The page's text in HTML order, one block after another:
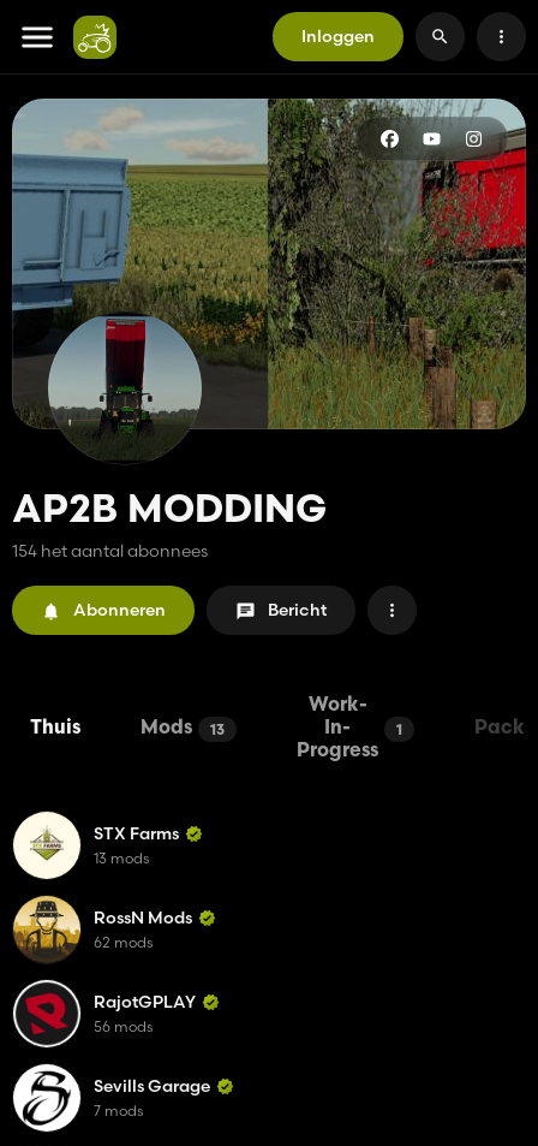
Inloggen
AP2B MODDING
154 het aantal abonnees
Abonneren Bericht
Thuis Mods 13
Work-
In-
Progress
1 Packs
STX Farms
13 mods
RossN Mods
62 mods
RajotGPLAY
56 mods
Sevills Garage
7 mods